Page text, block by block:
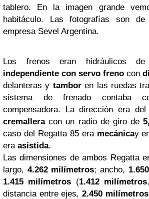
tablero. En la imagen grande
habitáculo. Las fotografías son
empresa Sevel Argentina.
Los frenos eran hidráulicos
independiente con servo freno con
delanteras y tamboren las ruedas
sistema de frenado contaba
compensadora. La dirección era
cremalleracon un radio de giro de
caso del Regatta 85 era mecánicay
era asistida.
Las dimensiones de ambos Regatta
largo, 4.262 milímetros; ancho,
1.415 milímetros (1.412 milímetros
distancia entre ejes, 2.450 milímetros